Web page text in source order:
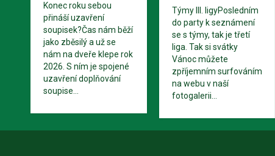
Konec roku sebou
přináší uzavření
soupisek?Čas nám běží
jako zběsilý a už se
nám na dveře klepe rok
2026. S ním je spojené
uzavření doplňování
soupise...
Týmy III. ligyPosledním
do party k seznámení
se s týmy, tak je třetí
liga. Tak si svátky
Vánoc můžete
zpříjemním surfováním
na webu v naší
fotogalerii...